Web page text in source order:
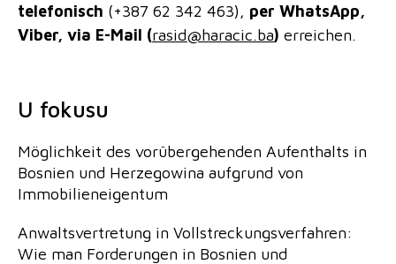
telefonisch (+387 62 342 463), per WhatsApp,
Viber, via E-Mail (rasid@haracic.ba) erreichen.
U fokusu
Möglichkeit des vorübergehenden Aufenthalts in
Bosnien und Herzegowina aufgrund von
Immobilieneigentum
Anwaltsvertretung in Vollstreckungsverfahren:
Wie man Forderungen in Bosnien und